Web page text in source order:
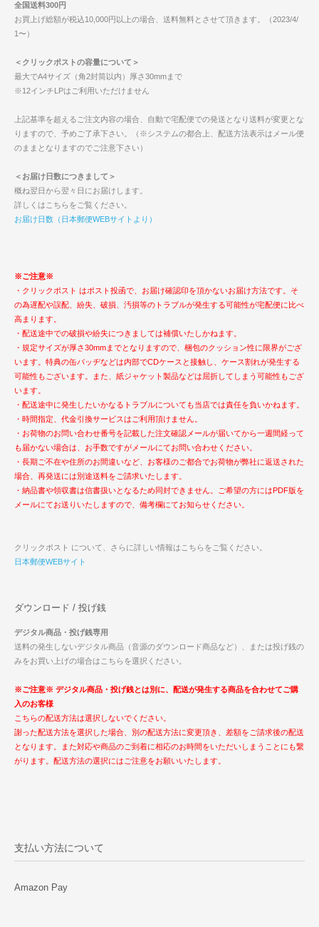
全国送料300円
お買上げ総額が税込10,000円以上の場合、送料無料とさせて頂きます。（2023/4/
1〜）
＜クリックポストの容量について＞
最大でA4サイズ（角2封筒以内）厚さ30mmまで
※12インチLPはご利用いただけません
上記基準を超えるご注文内容の場合、自動で宅配便での発送となり送料が変更とな
りますので、予めご了承下さい。（※システムの都合上、配送方法表示はメール便
のままとなりますのでご注意下さい）
＜お届け日数につきまして＞
概ね翌日から翌々日にお届けします。
詳しくはこちらをご覧ください。
お届け日数（日本郵便WEBサイトより）
※ご注意※
・クリックポスト はポスト投函で、お届け確認印を頂かないお届け方法です。そ
の為遅配や誤配、紛失、破損、汚損等のトラブルが発生する可能性が宅配便に比べ
高まります。
・配送途中での破損や紛失につきましては補償いたしかねます。
・規定サイズが厚さ30mmまでとなりますので、梱包のクッション性に限界がござ
います。特典の缶バッヂなどは内部でCDケースと接触し、ケース割れが発生する
可能性もございます。また、紙ジャケット製品などは屈折してしまう可能性もござ
います。
・配送途中に発生したいかなるトラブルについても当店では責任を負いかねます。
・時間指定、代金引換サービスはご利用頂けません。
・お荷物のお問い合わせ番号を記載した注文確認メールが届いてから一週間経って
も届かない場合は、お手数ですがメールにてお問い合わせください。
・長期ご不在や住所のお間違いなど、お客様のご都合でお荷物が弊社に返送された
場合、再発送には別途送料をご請求いたします。
・納品書や領収書は信書扱いとなるため同封できません。ご希望の方にはPDF版を
メールにてお送りいたしますので、備考欄にてお知らせください。
クリックポスト について、さらに詳しい情報はこちらをご覧ください。
日本郵便WEBサイト
ダウンロード / 投げ銭
デジタル商品・投げ銭専用
送料の発生しないデジタル商品（音源のダウンロード商品など）、または投げ銭の
みをお買い上げの場合はこちらを選択ください。
※ご注意※ デジタル商品・投げ銭とは別に、配送が発生する商品を合わせてご購
入のお客様
こちらの配送方法は選択しないでください。
謝った配送方法を選択した場合、別の配送方法に変更頂き、差額をご請求後の配送
となります。また対応や商品のご到着に相応のお時間をいただいしまうことにも繋
がります。配送方法の選択にはご注意をお願いいたします。
支払い方法について
Amazon Pay